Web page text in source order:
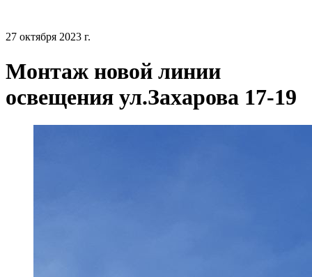
27 октября 2023 г.
Монтаж новой линии
освещения ул.Захарова 17-19